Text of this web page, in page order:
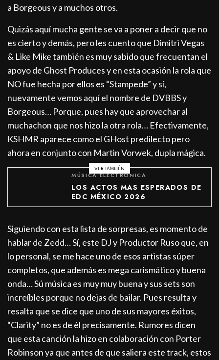
a Borgeous y a muchos otros.
Quizás aquí mucha gente se va a poner a decir que no
es cierto y demás, pero les cuento que Dimitri Vegas
& Like Mike también es muy sabido que frecuentan el
apoyo de Ghost Produces y en esta ocasión la rola que
NO fue hecha por ellos es “Stampede” y sí,
nuevamente vemos aquí el nombre de DVBBS y
Borgeous… Porque, pues hay que aprovechar al
muchachon que nos hizo la otra rola… Efectivamente,
KSHMR aparece como el GHost predilecto pero
ahora en conjunto con Martin Vorwek, dupla mágica.
VER TAMBIÉN
MÚSICA ELECTRÓNICA
LOS ACTOS MAS ESPERADOS DE
EDC MÉXICO 2026
Siguiendo con esta lista de sorpresas, es momento de
hablar de Zedd… Sí, este DJ y Productor Ruso que, en
lo personal, se me hace uno de esos artistas súper
completos, que además es mega carismático y buena
onda… Sú música es muy muy buena y sus sets son
increíbles porque no dejas de bailar. Pues resulta y
resalta que se dice que uno de sus mayores éxitos,
“Clarity” no es de él precisamente. Rumores dicen
que esta canción la hizo en colaboración con Porter
Robinson ya que antes de que saliera este track, estos